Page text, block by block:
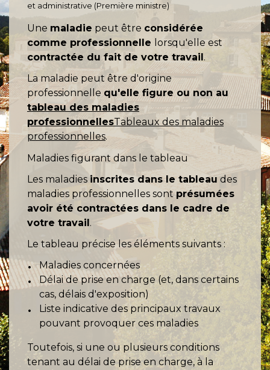
et administrative (Première ministre)
Une maladie peut être considérée
comme professionnelle lorsqu'elle est
contractée du fait de votre travail .
La maladie peut être d'origine
professionnelle qu'elle figure ou non au
tableau des maladies
professionnellesTableaux des maladies
professionnelles.
Maladies figurant dans le tableau
Les maladies inscrites dans le tableau des
maladies professionnelles sont présumées
avoir été contractées dans le cadre de
votre travail.
Le tableau précise les éléments suivants :
Maladies concernées
Délai de prise en charge (et, dans certains
cas, délais d'exposition)
Liste indicative des principaux travaux
pouvant provoquer ces maladies
Toutefois, si une ou plusieurs conditions
tenant au délai de prise en charge, à la